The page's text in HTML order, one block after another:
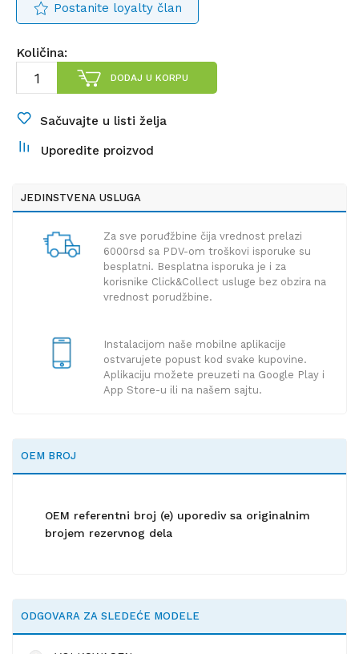
Postanite loyalty član
Količina:
DODAJ U KORPU
Sačuvajte u listi želja
Uporedite proizvod
JEDINSTVENA USLUGA
Za sve poruđžbine čija vrednost prelazi
6000rsd sa PDV-om troškovi isporuke su
besplatni. Besplatna isporuka je i za
korisnike Click&Collect usluge bez obzira na
vrednost porudžbine.
Instalacijom naše mobilne aplikacije
ostvarujete popust kod svake kupovine.
Aplikaciju možete preuzeti na Google Play i
App Store-u ili na našem sajtu.
OEM BROJ
OEM referentni broj (e) uporediv sa originalnim
brojem rezervnog dela
ODGOVARA ZA SLEDEĆE MODELE